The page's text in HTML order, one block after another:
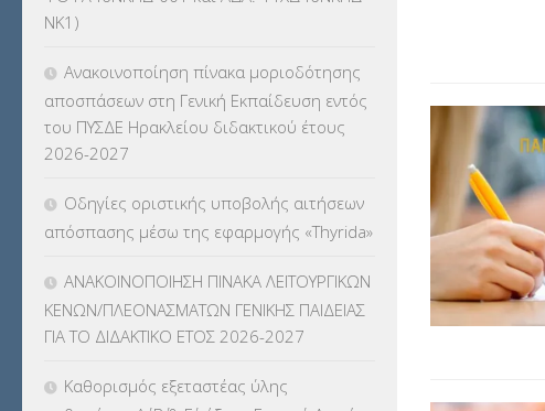
ΓΛΩΣΣΟΜΑΘΕΙΑΣ(135)
ΚΠπ- ΚΡΑΤΙΚΟ ΠΙΣΤΟΠΟΙΗΤΙΚΟ
ΠΛΗΡΟΦΟΡΙΚΗΣ
ΛΟΙΠΑ(309)
ΜΕΤΑΘΕΣΕΙΣ-ΤΟΠΟΘΕΤΗΣΕΙΣ
ΒΕΛΤΙΩΣΕΙΣ(319)
ΜΕΤΑΤΑΞΕΙΣ(87)
ΝΚ1)
Ανακοινοποίηση πίνακα μοριοδότησης
αποσπάσεων στη Γενική Εκπαίδευση εντός
του ΠΥΣΔΕ Ηρακλείου διδακτικού έτους
2026-2027
Οδηγίες οριστικής υποβολής αιτήσεων
απόσπασης μέσω της εφαρμογής «Thyrida»
ΑΝΑΚΟΙΝΟΠΟΙΗΣΗ ΠΙΝΑΚΑ ΛΕΙΤΟΥΡΓΙΚΩΝ
ΚΕΝΩΝ/ΠΛΕΟΝΑΣΜΑΤΩΝ ΓΕΝΙΚΗΣ ΠΑΙΔΕΙΑΣ
ΓΙΑ ΤΟ ΔΙΔΑΚΤΙΚΟ ΕΤΟΣ 2026-2027
Καθορισμός εξεταστέας ύλης